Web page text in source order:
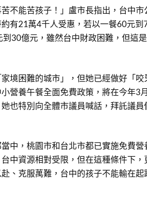
不能苦孩子！」盧市長指出，台中市
有21萬4千人受惠，若以一餐60元到
30億元，雖然台中財政困難，但這
境困難的城市」，但她已經做好「咬
營養午餐全面免費政策，將在今年3
也特別向全體市議員喊話，拜託議員
中，桃園市和台北市都已實施免費營
中資源相對受限，但在這種條件下
、克服萬難，台中的孩子不能輸在起